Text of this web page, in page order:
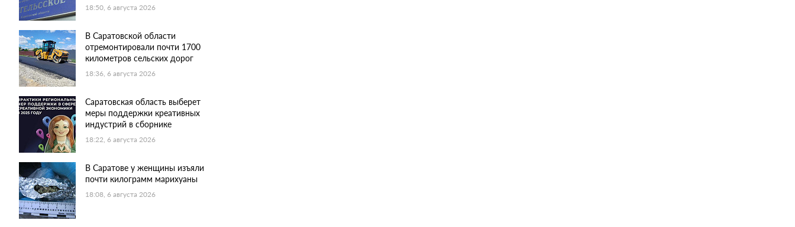
18:50, 6 августа 2026
В Саратовской области
отремонтировали почти 1700
километров сельских дорог
18:36, 6 августа 2026
Саратовская область выберет
меры поддержки креативных
индустрий в сборнике
18:22, 6 августа 2026
В Саратове у женщины изъяли
почти килограмм марихуаны
18:08, 6 августа 2026